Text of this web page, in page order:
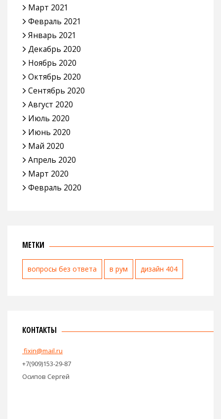
Март 2021
Февраль 2021
Январь 2021
Декабрь 2020
Ноябрь 2020
Октябрь 2020
Сентябрь 2020
Август 2020
Июль 2020
Июнь 2020
Май 2020
Апрель 2020
Март 2020
Февраль 2020
МЕТКИ
вопросы без ответа в рум дизайн 404
КОНТАКТЫ
fixin@mail.ru
+7(909)153-29-87
Осипов Сергей